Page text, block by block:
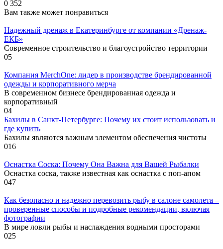
0 352
Вам также может понравиться
Надежный дренаж в Екатеринбурге от компании «Дренаж-
ЕКБ»
Современное строительство и благоустройство территории
05
Компания MerchOne: лидер в производстве брендированной
одежды и корпоративного мерча
В современном бизнесе брендированная одежда и
корпоративный
04
Бахилы в Санкт-Петербурге: Почему их стоит использовать и
где купить
Бахилы являются важным элементом обеспечения чистоты
016
Оснастка Соска: Почему Она Важна для Вашей Рыбалки
Оснастка соска, также известная как оснастка с поп-апом
047
Как безопасно и надежно перевозить рыбу в салоне самолета –
проверенные способы и подробные рекомендации, включая
фотографии
В мире ловли рыбы и наслаждения водными просторами
025